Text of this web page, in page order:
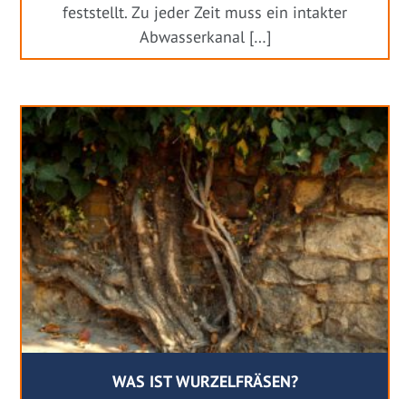
feststellt. Zu jeder Zeit muss ein intakter
Abwasserkanal […]
WAS IST WURZELFRÄSEN?